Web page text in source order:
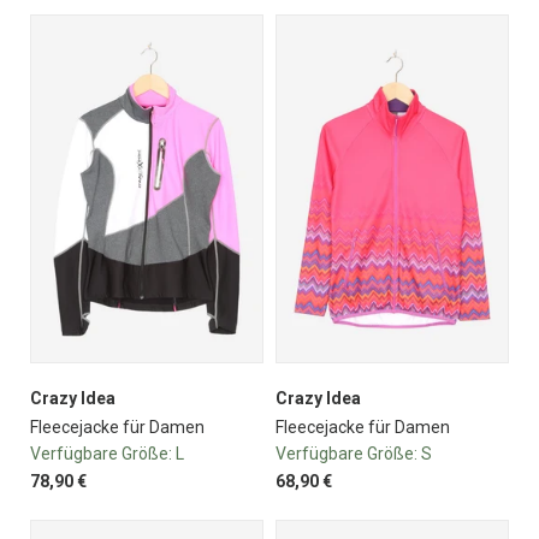
Crazy Idea
Fleecejacke für Damen
Verfügbare Größe:
78,90 €
Crazy Idea
Fleecejacke für Damen
Verfügbare Größe: S
68,90 €